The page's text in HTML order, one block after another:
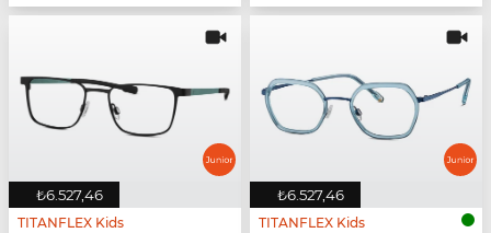
₺6.527,46
TITANFLEX Kids
₺6.527,46
TITANFLEX Kids